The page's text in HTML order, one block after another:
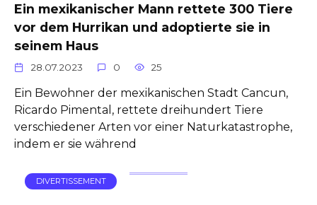
Ein mexikanischer Mann rettete 300 Tiere
vor dem Hurrikan und adoptierte sie in
seinem Haus
28.07.2023 0 25
Ein Bewohner der mexikanischen Stadt Cancun,
Ricardo Pimental, rettete dreihundert Tiere
verschiedener Arten vor einer Naturkatastrophe,
indem er sie während
DIVERTISSEMENT